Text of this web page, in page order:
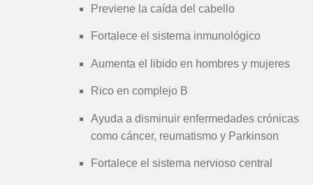
Previene la caída del cabello
Fortalece el sistema inmunológico
Aumenta el libido en hombres y mujeres
Rico en complejo B
Ayuda a disminuir enfermedades crónicas
como cáncer, reumatismo y Parkinson
Fortalece el sistema nervioso central